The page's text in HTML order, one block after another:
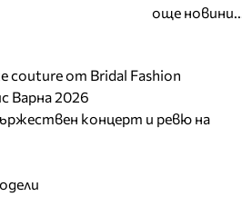
още новини...
couture от Bridal Fashion
Варна 2026
концерт и ревю на